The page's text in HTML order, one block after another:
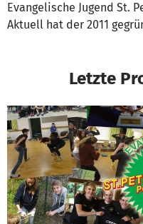
Evangelische Jugend St.
Aktuell hat der 2011
Letzte